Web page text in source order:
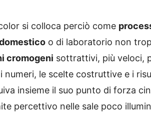
si colloca perciò come
o di laboratorio non
cromogeni sottrattivi, più veloci,
le scelte costruttive e i
insieme il suo punto di forza
percettivo nelle sale poco